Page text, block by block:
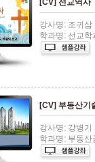
[CV] 선교역사
강사명: 조귀삼
학과명: 선교학
[CV] 부동산기
강사명: 강병기
학과명: 부동